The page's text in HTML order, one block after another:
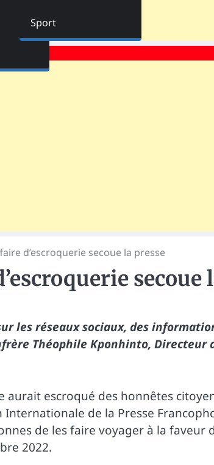
Sport
d’escroquerie secoue la presse
secoue
les réseaux sociaux, des
Théophile Kponhinto, Directeur
escroqué des honnêtes
Internationale de la Presse
de les faire voyager à la faveur
2022.